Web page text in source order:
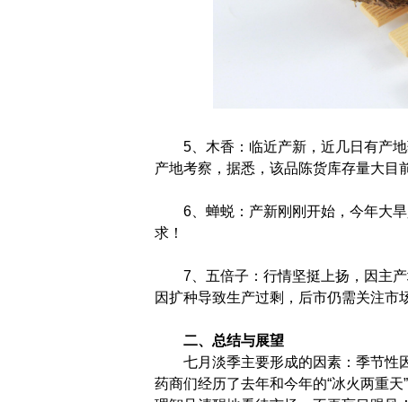
5、木香：临近产新，近几日有产
产地考察，据悉，该品陈货库存量大目
6、蝉蜕：产新刚刚开始，今年大
求！
7、五倍子：行情坚挺上扬，因主
因扩种导致生产过剩，后市仍需关注市
二、总结与展望
七月淡季主要形成的因素：季节性
药商们经历了去年和今年的“冰火两重